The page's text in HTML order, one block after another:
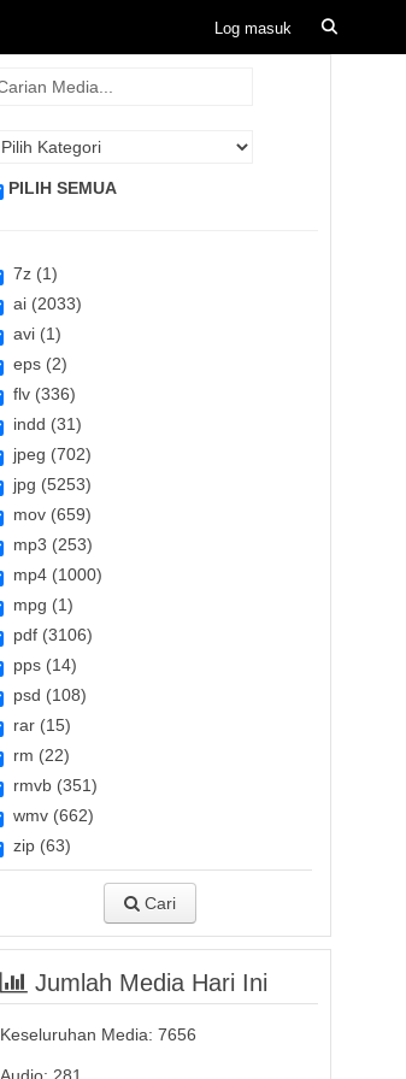
PILIH SEMUA
7z (1)
ai (2033)
avi (1)
eps (2)
flv (336)
indd (31)
jpeg (702)
jpg (5253)
mov (659)
mp3 (253)
mp4 (1000)
mpg (1)
pdf (3106)
pps (14)
psd (108)
rar (15)
rm (22)
rmvb (351)
wmv (662)
zip (63)
Cari
Jumlah Media Hari Ini
Keseluruhan Media: 7656